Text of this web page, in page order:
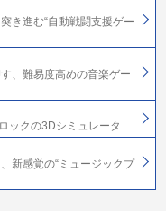
き進む“自動戦闘支援ゲー
、難易度高めの音楽ゲー
ックの3Dシミュレータ
新感覚の“ミュージックプ